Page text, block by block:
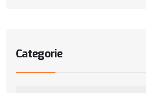
Categorie